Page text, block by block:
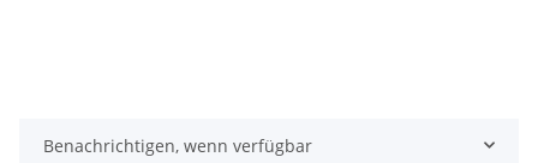
Benachrichtigen, wenn verfügbar